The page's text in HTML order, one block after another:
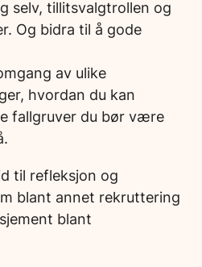
selv, tillitsvalgtrollen og
Og bidra til å gode
av ulike
hvordan du kan
fallgruver du bør være
til refleksjon og
blant annet rekruttering
blant